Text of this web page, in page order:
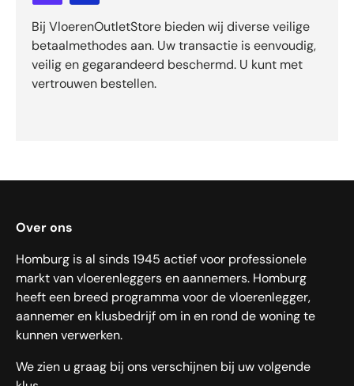
Bij VloerenOutletStore bieden wij diverse veilige
betaalmethodes aan. Uw transactie is eenvoudig,
veilig en gegarandeerd beschermd. U kunt met
vertrouwen bestellen.
Over ons
Homburg is al sinds 1945 actief voor professionele
markt van vloerenleggers en aannemers. Homburg
heeft een breed programma voor de vloerenlegger,
aannemer en klusbedrijf om in en rond de woning te
kunnen verwerken.
We zien u graag bij ons verschijnen bij uw volgende